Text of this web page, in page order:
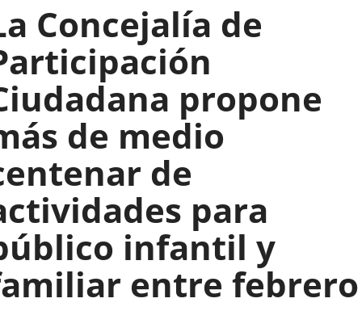
Concejalía de
propone
de medio
de
para
infantil y
entre febrero